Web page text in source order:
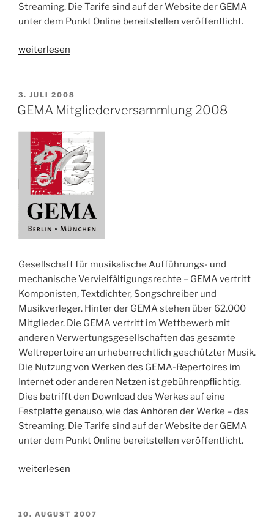
Streaming. Die Tarife sind auf der Website der GEMA
unter dem Punkt Online bereitstellen veröffentlicht.
„GEMA
weiterlesen
VERÖFFENTLICHT
AM
3. JULI 2008
GEMA Mitgliederversammlung 2008
Gesellschaft für musikalische Aufführungs- und
mechanische Vervielfältigungsrechte – GEMA vertritt
Komponisten, Textdichter, Songschreiber und
Musikverleger. Hinter der GEMA stehen über 62.000
Mitglieder. Die GEMA vertritt im Wettbewerb mit
anderen Verwertungsgesellschaften das gesamte
Weltrepertoire an urheberrechtlich geschützter Musik.
Die Nutzung von Werken des GEMA-Repertoires im
Internet oder anderen Netzen ist gebührenpflichtig.
Dies betrifft den Download des Werkes auf eine
Festplatte genauso, wie das Anhören der Werke – das
Streaming. Die Tarife sind auf der Website der GEMA
unter dem Punkt Online bereitstellen veröffentlicht.
„GEMA
weiterlesen
VERÖFFENTLICHT
10. AUGUST 2007